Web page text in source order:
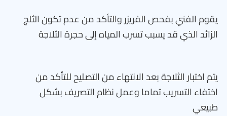
يقوم الفني بفحص الفريزر والتأكد من عدم تكون الثلج
الزائد الذي قد يسبب تسرب المياه إلى حجرة الثلاجة
يتم اختبار الثلاجة بعد الانتهاء من التصليح للتأكد من
اختفاء التسريب تماما وعمل نظام التصريف بشكل
طبيعي